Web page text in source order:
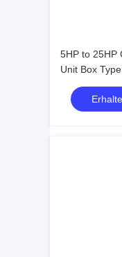
5HP to 25HP
Unit Box
Cooled
Refrigeration